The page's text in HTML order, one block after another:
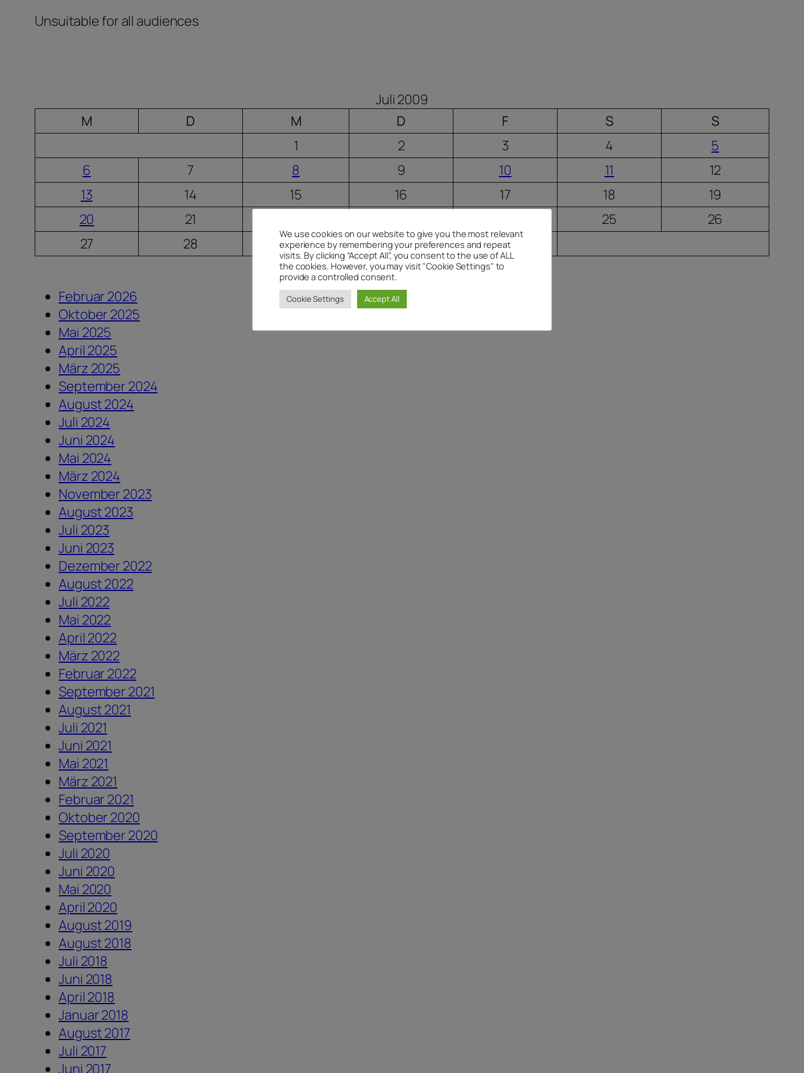
Unsuitable for all audiences
Juli 2009
M
D M D F S
S
1
2 3 4
5
6
7 8 9 10 11
12
13
14 15 16 17 18
19
20
21 25
26
27
28 29 30
31
« Juni Aug. »
Februar 2026
Oktober 2025
Mai 2025
April 2025
März 2025
September 2024
August 2024
Juli 2024
Juni 2024
Mai 2024
März 2024
November 2023
August 2023
Juli 2023
Juni 2023
Dezember 2022
August 2022
Juli 2022
Mai 2022
April 2022
März 2022
Februar 2022
September 2021
August 2021
Juli 2021
Juni 2021
Mai 2021
März 2021
Februar 2021
Oktober 2020
September 2020
Juli 2020
Juni 2020
Mai 2020
April 2020
August 2019
August 2018
Juli 2018
Juni 2018
April 2018
Januar 2018
August 2017
Juli 2017
Juni 2017
We use cookies on our website to give you the most relevant
experience by remembering your preferences and repeat
visits. By clicking “Accept All”, you consent to the use of ALL
the cookies. However, you may visit "Cookie Settings" to
provide a controlled consent.
Cookie Settings Accept All